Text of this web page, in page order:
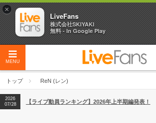
MENU
トップ ReN (レン)
04/27
【フェス特集2026】フェス情報はここから！
2026
07/28
2026
【フェス特集2026】フェス情報はここから！
2026
07/28
【ライブ動員ランキング】2026年上半期編発表！
×
LiveFans
株式会社SKIYAKI
無料 - In Google Play